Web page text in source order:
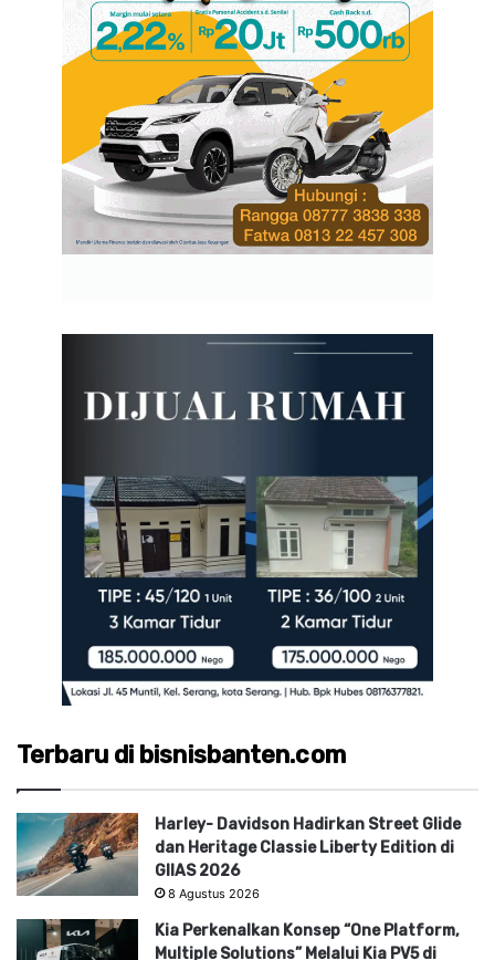
Terbaru di bisnisbanten.com
Harley- Davidson Hadirkan Street Glide
dan Heritage Classie Liberty Edition di
GIIAS 2026
8 Agustus 2026
Kia Perkenalkan Konsep “One Platform,
Multiple Solutions” Melalui Kia PV5 di